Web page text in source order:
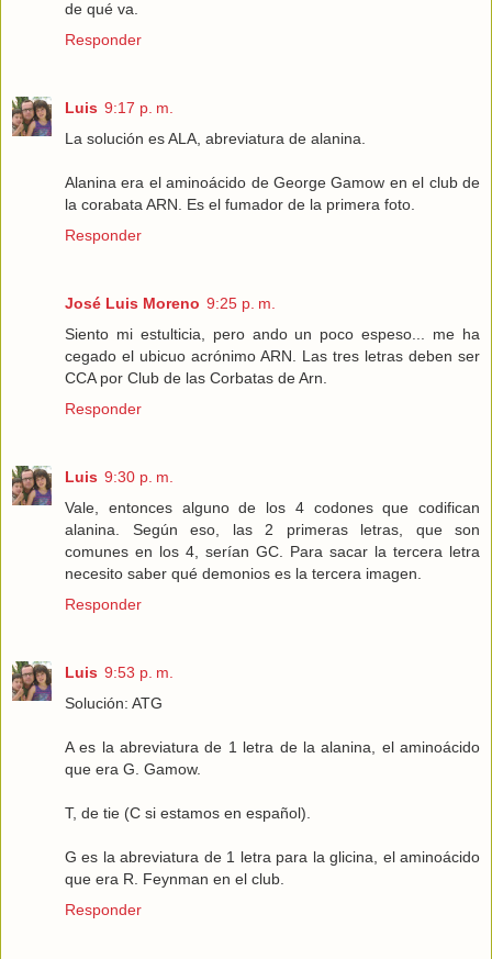
de qué va.
Responder
Luis 9:17 p. m.
La solución es ALA, abreviatura de alanina.
Alanina era el aminoácido de George Gamow en el club de
la corabata ARN. Es el fumador de la primera foto.
Responder
José Luis Moreno 9:25 p. m.
Siento mi estulticia, pero ando un poco espeso... me ha
cegado el ubicuo acrónimo ARN. Las tres letras deben ser
CCA por Club de las Corbatas de Arn.
Responder
Luis 9:30 p. m.
Vale, entonces alguno de los 4 codones que codifican
alanina. Según eso, las 2 primeras letras, que son
comunes en los 4, serían GC. Para sacar la tercera letra
necesito saber qué demonios es la tercera imagen.
Responder
Luis 9:53 p. m.
Solución: ATG
A es la abreviatura de 1 letra de la alanina, el aminoácido
que era G. Gamow.
T, de tie (C si estamos en español).
G es la abreviatura de 1 letra para la glicina, el aminoácido
que era R. Feynman en el club.
Responder